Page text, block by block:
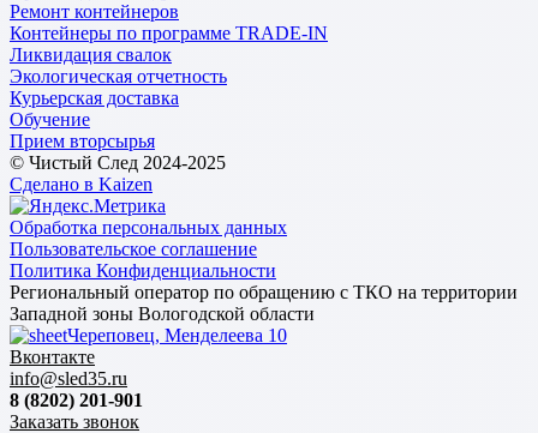
Ремонт контейнеров
Контейнеры по программе TRADE-IN
Ликвидация свалок
Экологическая отчетность
Курьерская доставка
Обучение
Прием вторсырья
© Чистый След 2024-2025
Сделано в Kaizen
Обработка персональных данных
Пользовательское соглашение
Политика Конфиденциальности
Региональный оператор по обращению с ТКО на территории
Западной зоны Вологодской области
Череповец, Менделеева 10
Вконтакте
info@sled35.ru
8 (8202) 201-901
Заказать звонок